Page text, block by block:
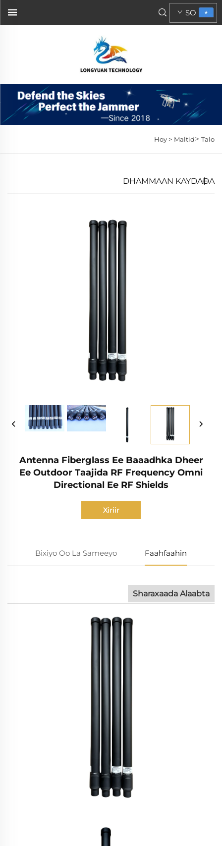
SO
Hoy > Maltid> Talo
DHAMMAAN KAYDADA
Antenna Fiberglass Ee Baaadhka Dheer
Ee Outdoor Taajida RF Frequency Omni
Directional Ee RF Shields
Xiriir
Faahfaahin
Bixiyo Oo La Sameeyo
Sharaxaada Alaabta